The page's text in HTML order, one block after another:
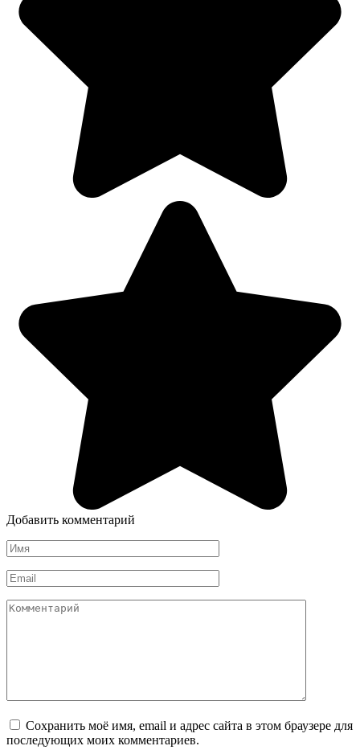
Добавить комментарий
Имя
*
Email
*
Комментарий
Сохранить моё имя, email и адрес сайта в этом браузере для
последующих моих комментариев.